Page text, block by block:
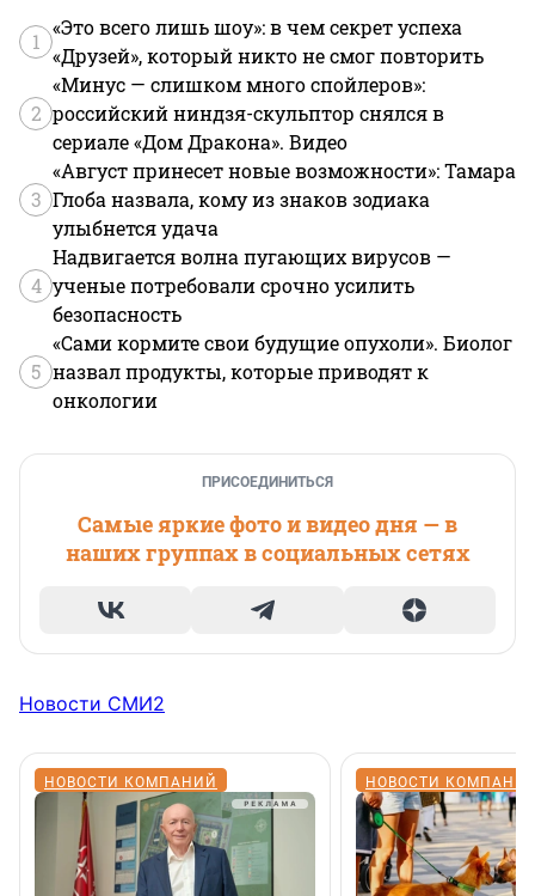
1
«Это всего лишь шоу»: в чем секрет успеха
«Друзей», который никто не смог повторить
2
«Минус — слишком много спойлеров»:
российский ниндзя-скульптор снялся в
сериале «Дом Дракона». Видео
3
«Август принесет новые возможности»: Тамара
Глоба назвала, кому из знаков зодиака
улыбнется удача
4
Надвигается волна пугающих вирусов —
ученые потребовали срочно усилить
безопасность
5
«Сами кормите свои будущие опухоли». Биолог
назвал продукты, которые приводят к
онкологии
ПРИСОЕДИНИТЬСЯ
Самые яркие фото и видео дня — в
наших группах в социальных сетях
Новости СМИ2
НОВОСТИ КОМПАНИЙ НОВОСТИ